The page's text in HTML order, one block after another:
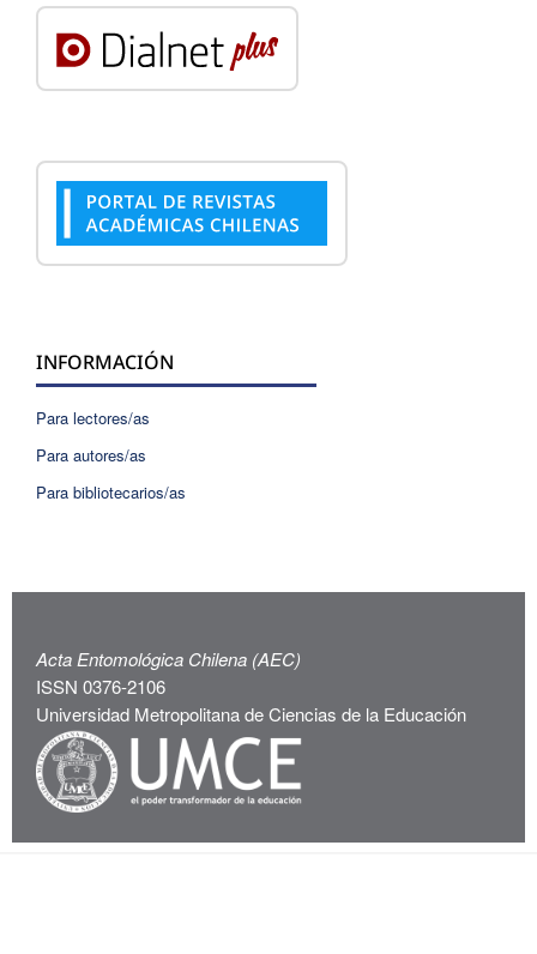
INFORMACIÓN
Para lectores/as
Para autores/as
Para bibliotecarios/as
Acta Entomológica Chilena (AEC)
ISSN 0376-2106
Universidad Metropolitana de Ciencias de la Educación